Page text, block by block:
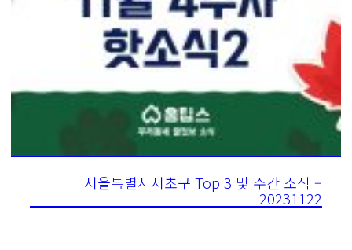
서울특별시서초구 Top 3 및 주간 소식 –
20231122